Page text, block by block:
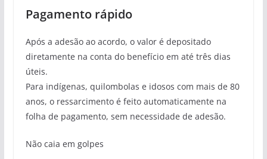
Pagamento rápido
Após a adesão ao acordo, o valor é depositado
diretamente na conta do benefício em até três dias
úteis.
Para indígenas, quilombolas e idosos com mais de 80
anos, o ressarcimento é feito automaticamente na
folha de pagamento, sem necessidade de adesão.
Não caia em golpes